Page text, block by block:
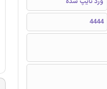
4444